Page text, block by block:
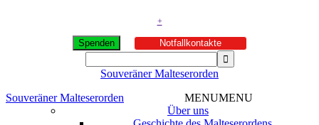
+
Spenden Notfallkontakte
Souveräner Malteserorden
Souveräner Malteserorden
MENUMENU
Über uns